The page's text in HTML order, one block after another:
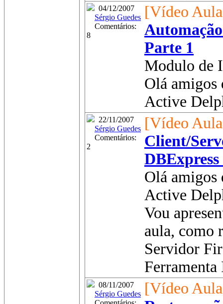
04/12/2007
Sérgio Guedes
Comentários:
8
[Vídeo
Parte 1
Modulo de
Olá
Active
22/11/2007
Sérgio Guedes
Comentários:
2
[Vídeo
Client/
Olá
Active
Vou
aula, como
Servidor
08/11/2007
Sérgio Guedes [Vídeo